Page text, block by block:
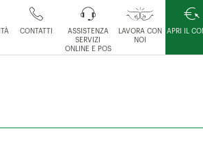
CONTATTI
ASSISTENZA
SERVIZI
ONLINE E POS
LAVORA CON
NOI
APRI IL